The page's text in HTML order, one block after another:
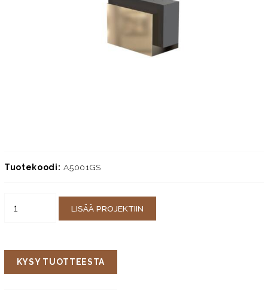
Tuotekoodi: A5001GS
LISÄÄ PROJEKTIIN
KYSY TUOTTEESTA